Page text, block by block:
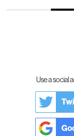
Use a social